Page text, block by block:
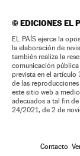
©EDICIONES EL
EL PAÍS ejerce la
la elaboración de
también realiza la
comunicación
prevista en el artículo
de las
este sitio web a
adecuados a tal fin
24/2021, de 2 de
Contacto